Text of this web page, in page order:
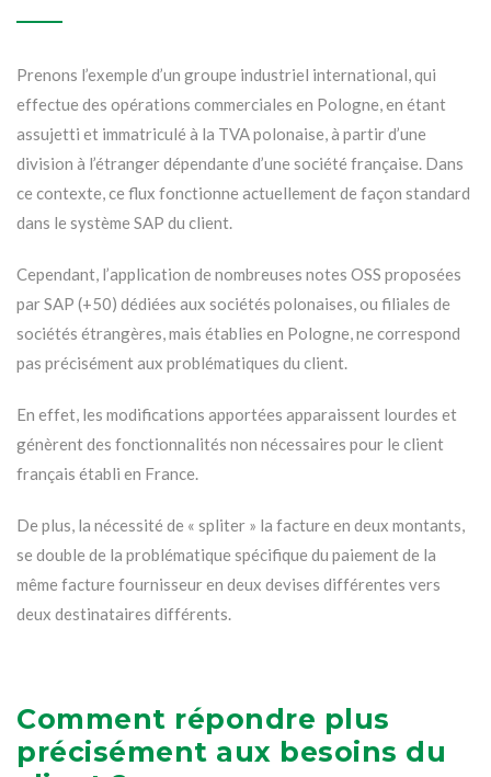
Prenons l’exemple d’un groupe industriel international, qui
effectue des opérations commerciales en Pologne, en étant
assujetti et immatriculé à la TVA polonaise, à partir d’une
division à l’étranger dépendante d’une société française. Dans
ce contexte, ce flux fonctionne actuellement de façon standard
dans le système SAP du client.
Cependant, l’application de nombreuses notes OSS proposées
par SAP (+50) dédiées aux sociétés polonaises, ou filiales de
sociétés étrangères, mais établies en Pologne, ne correspond
pas précisément aux problématiques du client.
En effet, les modifications apportées apparaissent lourdes et
génèrent des fonctionnalités non nécessaires pour le client
français établi en France.
De plus, la nécessité de « spliter » la facture en deux montants,
se double de la problématique spécifique du paiement de la
même facture fournisseur en deux devises différentes vers
deux destinataires différents.
Comment répondre plus
précisément aux besoins du